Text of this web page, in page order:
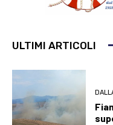
ULTIMI ARTICOLI